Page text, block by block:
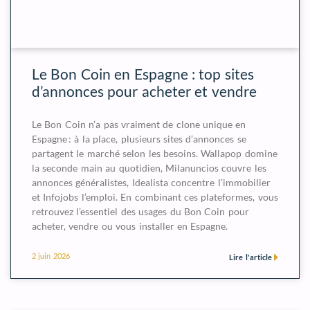
Le Bon Coin en Espagne : top sites
d’annonces pour acheter et vendre
Le Bon Coin n’a pas vraiment de clone unique en
Espagne : à la place, plusieurs sites d’annonces se
partagent le marché selon les besoins. Wallapop domine
la seconde main au quotidien, Milanuncios couvre les
annonces généralistes, Idealista concentre l’immobilier
et Infojobs l’emploi. En combinant ces plateformes, vous
retrouvez l’essentiel des usages du Bon Coin pour
acheter, vendre ou vous installer en Espagne.
Lire l'article
2 juin 2026